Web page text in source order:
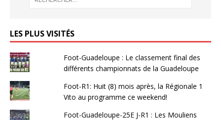
LES PLUS VISITÉS
Foot-Guadeloupe : Le classement final des
différents championnats de la Guadeloupe
Foot-R1: Huit (8) mois après, la Régionale 1
Vito au programme ce weekend!
Foot-Guadeloupe-25E J-R1 : Les Mouliens